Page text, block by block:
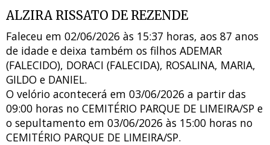
ALZIRA RISSATO DE REZENDE
Faleceu em 02/06/2026 às 15:37 horas, aos 87 anos
de idade e deixa também os filhos ADEMAR
(FALECIDO), DORACI (FALECIDA), ROSALINA, MARIA,
GILDO e DANIEL.
O velório acontecerá em 03/06/2026 a partir das
09:00 horas no CEMITÉRIO PARQUE DE LIMEIRA/SP e
o sepultamento em 03/06/2026 às 15:00 horas no
CEMITÉRIO PARQUE DE LIMEIRA/SP.